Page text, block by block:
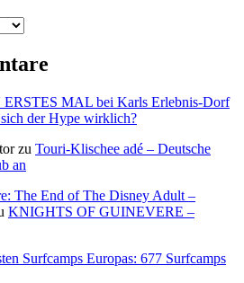
MAL bei Karls Erlebnis-Dorf
der Hype wirklich?
zu Touri-Klischee adé – Deutsche
an
The End of The Disney Adult –
KNIGHTS OF GUINEVERE –
Surfcamps Europas: 677 Surfcamps